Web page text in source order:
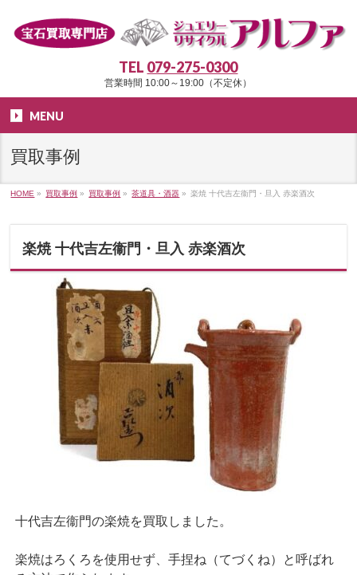
TEL 079-275-0300
営業時間 10:00～19:00（不定休）
MENU
買取事例
HOME » 買取事例 » 買取事例 » 茶道具・酒器 » 楽焼 十代吉左衞門・旦入 赤楽酒次
楽焼 十代吉左衞門・旦入 赤楽酒次
十代吉左衞門の楽焼を買取しました。
楽焼はろくろを使用せず、手捏ね（てづくね）と呼ばれ